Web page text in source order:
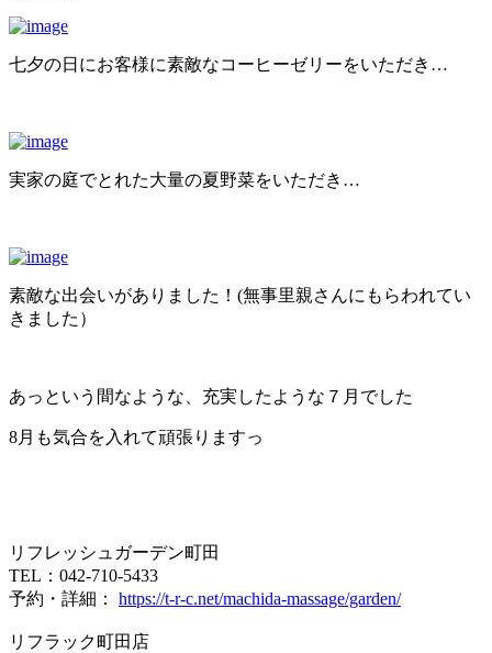
七夕の日にお客様に素敵なコーヒーゼリーをいただき…
実家の庭でとれた大量の夏野菜をいただき…
素敵な出会いがありました！(無事里親さんにもらわれてい
きました）
あっという間なような、充実したような７月でした
8月も気合を入れて頑張りますっ
リフレッシュガーデン町田
TEL：042-710-5433
予約・詳細： https://t-r-c.net/machida-massage/garden/
リフラック町田店